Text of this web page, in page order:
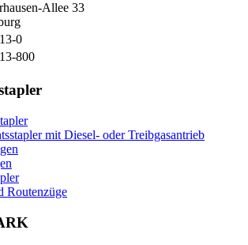
Allee 33
0
800
mit Diesel- oder Treibgasantrieb
Routenzüge